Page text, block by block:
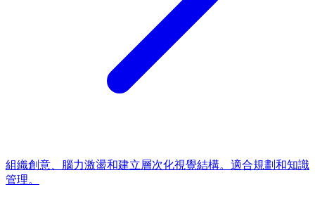
組織創意、腦力激盪和建立層次化視覺結構。適合規劃和知識
管理。